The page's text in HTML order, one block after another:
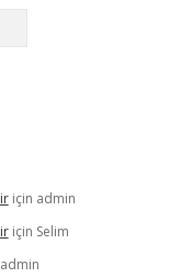
için admin
için Selim
admin